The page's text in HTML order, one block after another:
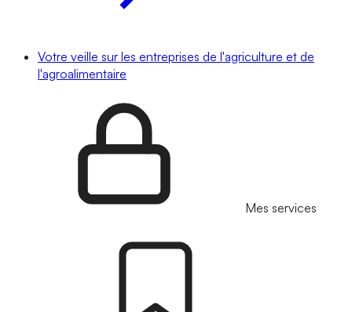
Votre veille sur les entreprises de l'agriculture et de
l'agroalimentaire
Mes services